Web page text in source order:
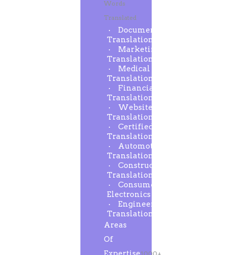
Words
Translated
Document
Translation
Marketing
Translation
Medical
Translation
Financial
Translation
Website
Translation
Certified
Translation
Automotive
Translation
Construction
Translation
Consumer
Electronics
Engineering
Translation
Areas
Of